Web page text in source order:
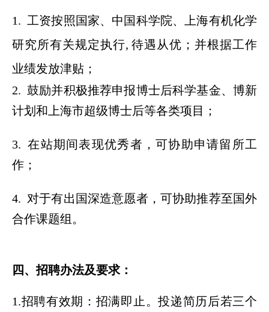
1. 工资按照国家、中国科学院、上海有机化学
研究所有关规定执行, 待遇从优；并根据工作
业绩发放津贴；
2. 鼓励并积极推荐申报博士后科学基金、博新
计划和上海市超级博士后等各类项目；
3. 在站期间表现优秀者，可协助申请留所工
作；
4. 对于有出国深造意愿者，可协助推荐至国外
合作课题组。
四、招聘办法及要求：
1.招聘有效期：招满即止。投递简历后若三个